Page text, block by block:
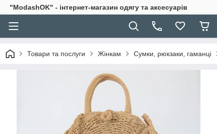
"ModashOK" - інтернет-магазин одягу та аксесуарів
Товари та послуги Жінкам Сумки, рюкзаки, гаманці